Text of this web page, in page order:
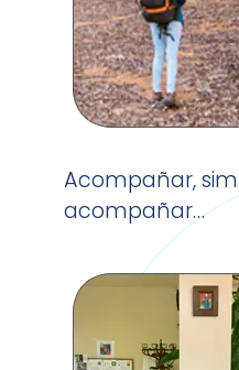
Acompañar,
acompañar…